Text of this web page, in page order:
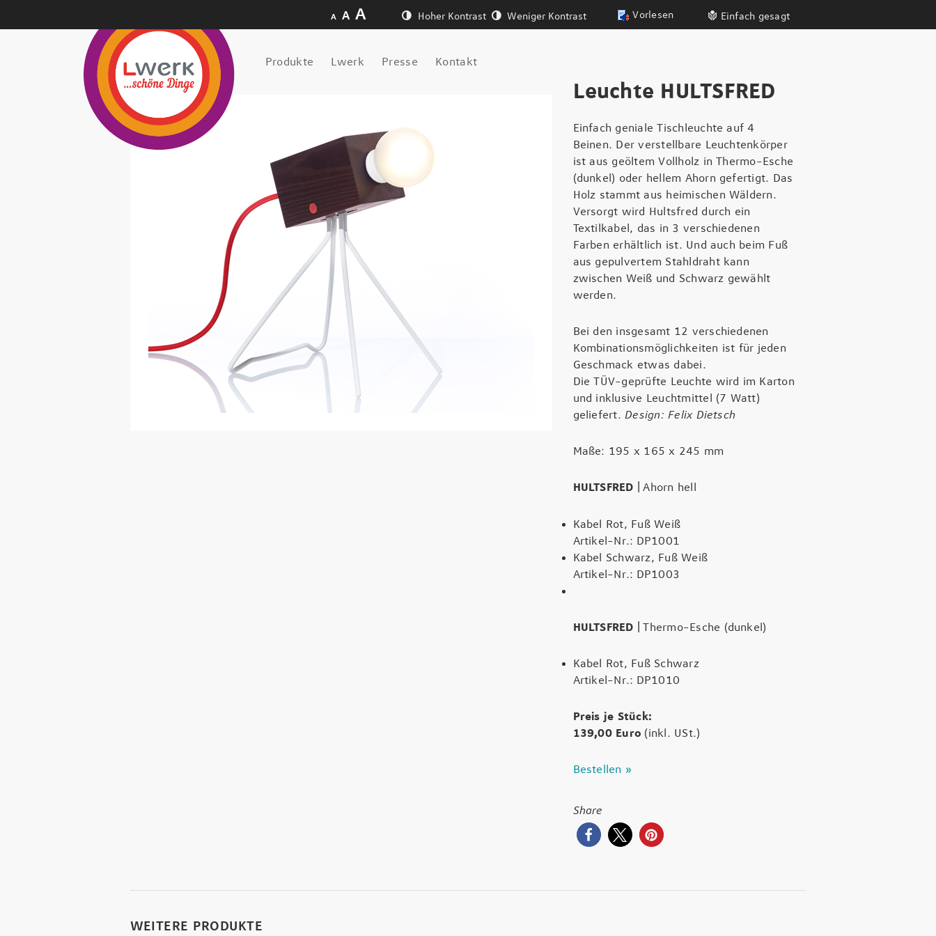
Einfach gesagt
Vorlesen
Hoher Kontrast Weniger Kontrast
A A A
Produkte Lwerk Presse Kontakt
Leuchte HULTSFRED
Einfach geniale Tischleuchte auf 4
Beinen. Der verstellbare Leuchtenkörper
ist aus geöltem Vollholz in Thermo-Esche
(dunkel) oder hellem Ahorn gefertigt. Das
Holz stammt aus heimischen Wäldern.
Versorgt wird Hultsfred durch ein
Textilkabel, das in 3 verschiedenen
Farben erhältlich ist. Und auch beim Fuß
aus gepulvertem Stahldraht kann
zwischen Weiß und Schwarz gewählt
werden.
Bei den insgesamt 12 verschiedenen
Kombinationsmöglichkeiten ist für jeden
Geschmack etwas dabei.
Die TÜV-geprüfte Leuchte wird im Karton
und inklusive Leuchtmittel (7 Watt)
geliefert.Design: Felix Dietsch
Maße: 195 x 165 x 245 mm
HULTSFRED Ahorn hell
Kabel Rot, Fuß Weiß
Artikel-Nr.: DP1001
Kabel Schwarz, Fuß Weiß
Artikel-Nr.: DP1003
HULTSFRED Thermo-Esche (dunkel)
Kabel Rot, Fuß Schwarz
Artikel-Nr.: DP1010
Preis je Stück:
139,00 Euro (inkl. USt.)
Bestellen »
Share
WEITERE PRODUKTE